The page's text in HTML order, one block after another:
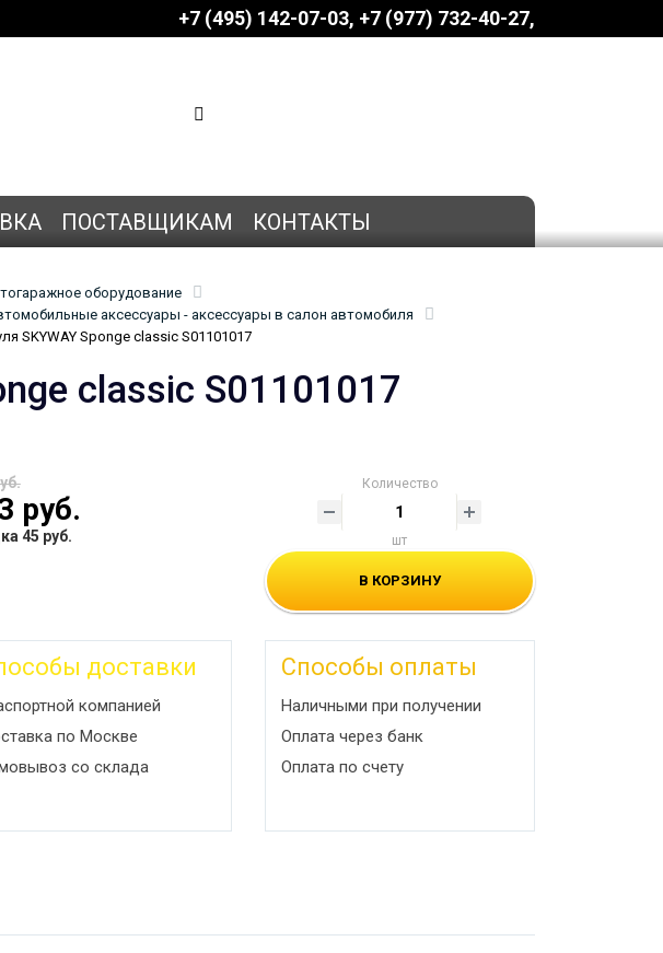
+7 (495) 142-07-03 ‎‎+7 (977) 732-40-27
ПОСТАВЩИКАМ КОНТАКТЫ
оборудование
аксессуары - аксессуары в салон автомобиля
SKYWAY Sponge classic S01101017
classic S01101017
руб.
45 руб.
Количество
шт
В КОРЗИНУ
доставки
компанией
по Москве
со склада
Способы оплаты
Наличными при получении
Оплата через банк
Оплата по счету